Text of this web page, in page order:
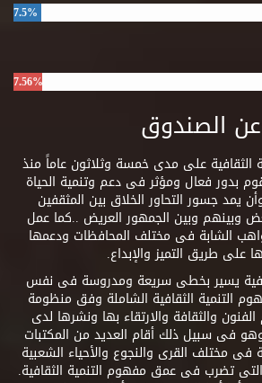
7.5%
7.56%
عن الصندوق
الثقافية على مدى خمسة وثلاثون عاماً منذ
عام 1989 أن يقوم بدور فعال ومؤثر فى دعم وتنمية الحياة
يمد جسور التحاور الخلاق بين المثقفين
وبينهم وبين الجمهور العريض ..كما عمل
الشابة فى مختلف المحافظات ودعمها
على طريق التميز والإبداع.
يسير بخطى سريعة ومدروسة فى نفس
التنمية الثقافية الشاملة وفق منظومة
والثقافة والارتقاء بها ونشرها لدى
فى سبيل ذلك أقام العديد من المكتبات
فى مختلف القرى والنجوع والأحياء الشعبية
تضرب فى عمق مفهوم التنمية الثقافية.